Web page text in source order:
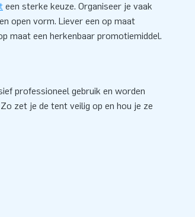
een sterke keuze. Organiseer je vaak
open vorm. Liever een op maat
maat een herkenbaar promotiemiddel.
professioneel gebruik en worden
zet je de tent veilig op en hou je ze